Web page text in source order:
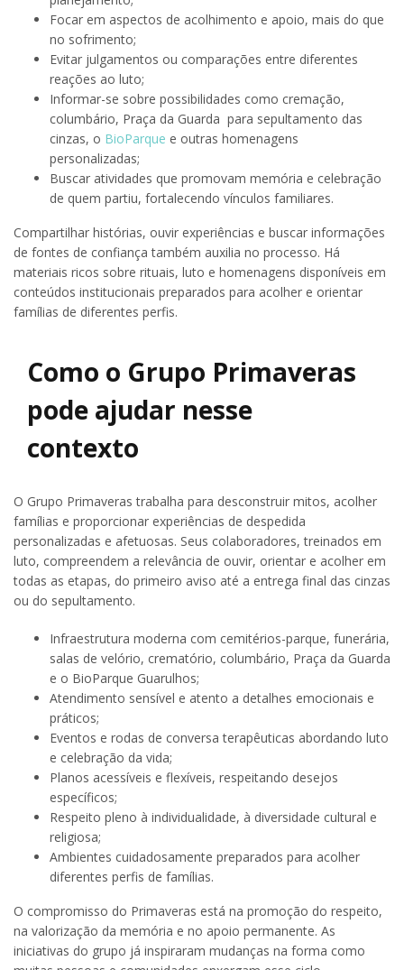
Focar em aspectos de acolhimento e apoio, mais do que
no sofrimento;
Evitar julgamentos ou comparações entre diferentes
reações ao luto;
Informar-se sobre possibilidades como cremação,
columbário, Praça da Guarda para sepultamento das
cinzas, o BioParque e outras homenagens
personalizadas;
Buscar atividades que promovam memória e celebração
de quem partiu, fortalecendo vínculos familiares.
Compartilhar histórias, ouvir experiências e buscar informações
de fontes de confiança também auxilia no processo. Há
materiais ricos sobre rituais, luto e homenagens disponíveis em
conteúdos institucionais preparados para acolher e orientar
famílias de diferentes perfis.
Como o Grupo Primaveras
pode ajudar nesse
contexto
O Grupo Primaveras trabalha para desconstruir mitos, acolher
famílias e proporcionar experiências de despedida
personalizadas e afetuosas. Seus colaboradores, treinados em
luto, compreendem a relevância de ouvir, orientar e acolher em
todas as etapas, do primeiro aviso até a entrega final das cinzas
ou do sepultamento.
Infraestrutura moderna com cemitérios-parque, funerária,
salas de velório, crematório, columbário, Praça da Guarda
e o BioParque Guarulhos;
Atendimento sensível e atento a detalhes emocionais e
práticos;
Eventos e rodas de conversa terapêuticas abordando luto
e celebração da vida;
Planos acessíveis e flexíveis, respeitando desejos
específicos;
Respeito pleno à individualidade, à diversidade cultural e
religiosa;
Ambientes cuidadosamente preparados para acolher
diferentes perfis de famílias.
O compromisso do Primaveras está na promoção do respeito,
na valorização da memória e no apoio permanente. As
iniciativas do grupo já inspiraram mudanças na forma como